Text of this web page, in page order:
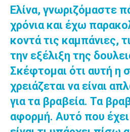
Ελίνα, γνωριζόμαστε
χρόνια και έχω
κοντά τις καμπάνιες,
την εξέλιξη της
Σκέφτομαι ότι αυτή η
χρειάζεται να είναι
για τα βραβεία. Τα
αφορμή. Αυτό που